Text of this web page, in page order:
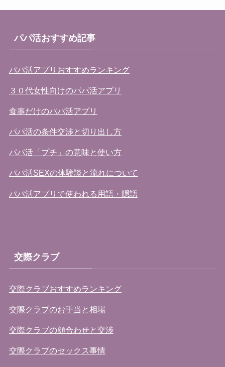
パパ活おすすめ記事
パパ活アプリおすすめランキング
３０代女性向けのパパ活アプリ
食事だけのパパ活アプリ
パパ活の条件交渉と切り出し方
パパ活「プチ」の意味と使い方
パパ活SEXの体験談と流れについて
パパ活アプリで使われる用語・隠語
交際クラブ
交際クラブおすすめランキング
交際クラブのお手当と相場
交際クラブの顔合わせと交渉
交際クラブのセックス事情